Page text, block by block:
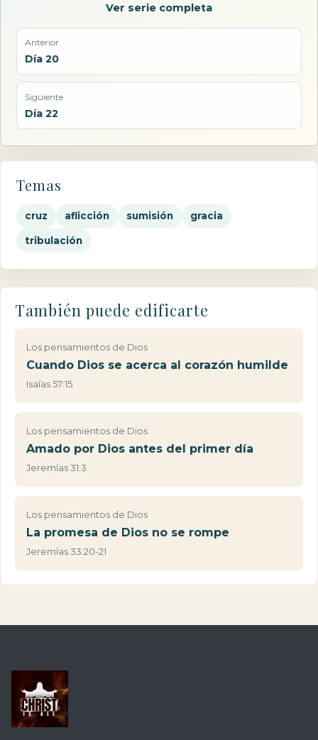
Ver serie completa
Anterior
Día 20
Siguiente
Día 22
Temas
cruz aflicción sumisión gracia
tribulación
También puede edificarte
Los pensamientos de Dios
Cuando Dios se acerca al corazón humilde
Isaías 57:15
Los pensamientos de Dios
Amado por Dios antes del primer día
Jeremías 31:3
Los pensamientos de Dios
La promesa de Dios no se rompe
Jeremías 33:20-21